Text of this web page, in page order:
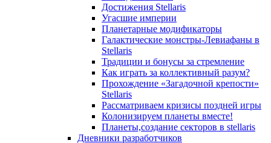
Достижения Stellaris
Угасшие империи
Планетарные модификаторы
Галактические монстры-Левиафаны в
Stellaris
Традиции и бонусы за стремление
Как играть за коллективный разум?
Прохождение «Загадочной крепости»
Stellaris
Рассматриваем кризисы поздней игры
Колонизируем планеты вместе!
Планеты,создание секторов в stellaris
Дневники разработчиков